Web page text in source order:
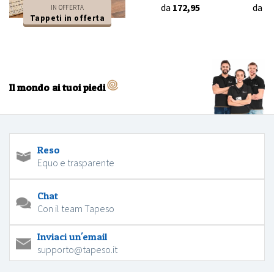
IN OFFERTA
Tappeti in offerta
da 172,95 da
Il mondo ai tuoi piedi
Reso
Equo e trasparente
Chat
Con il team Tapeso
Inviaci un'email
supporto@tapeso.it